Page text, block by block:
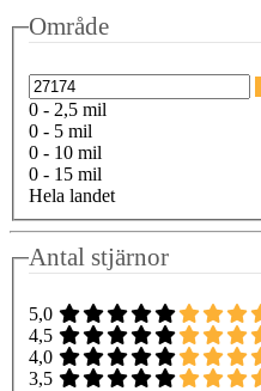
Område
0 - 2,5 mil
0 - 5 mil
0 - 10 mil
0 - 15 mil
Hela landet
Antal stjärnor
5,0
4,5
4,0
3,5